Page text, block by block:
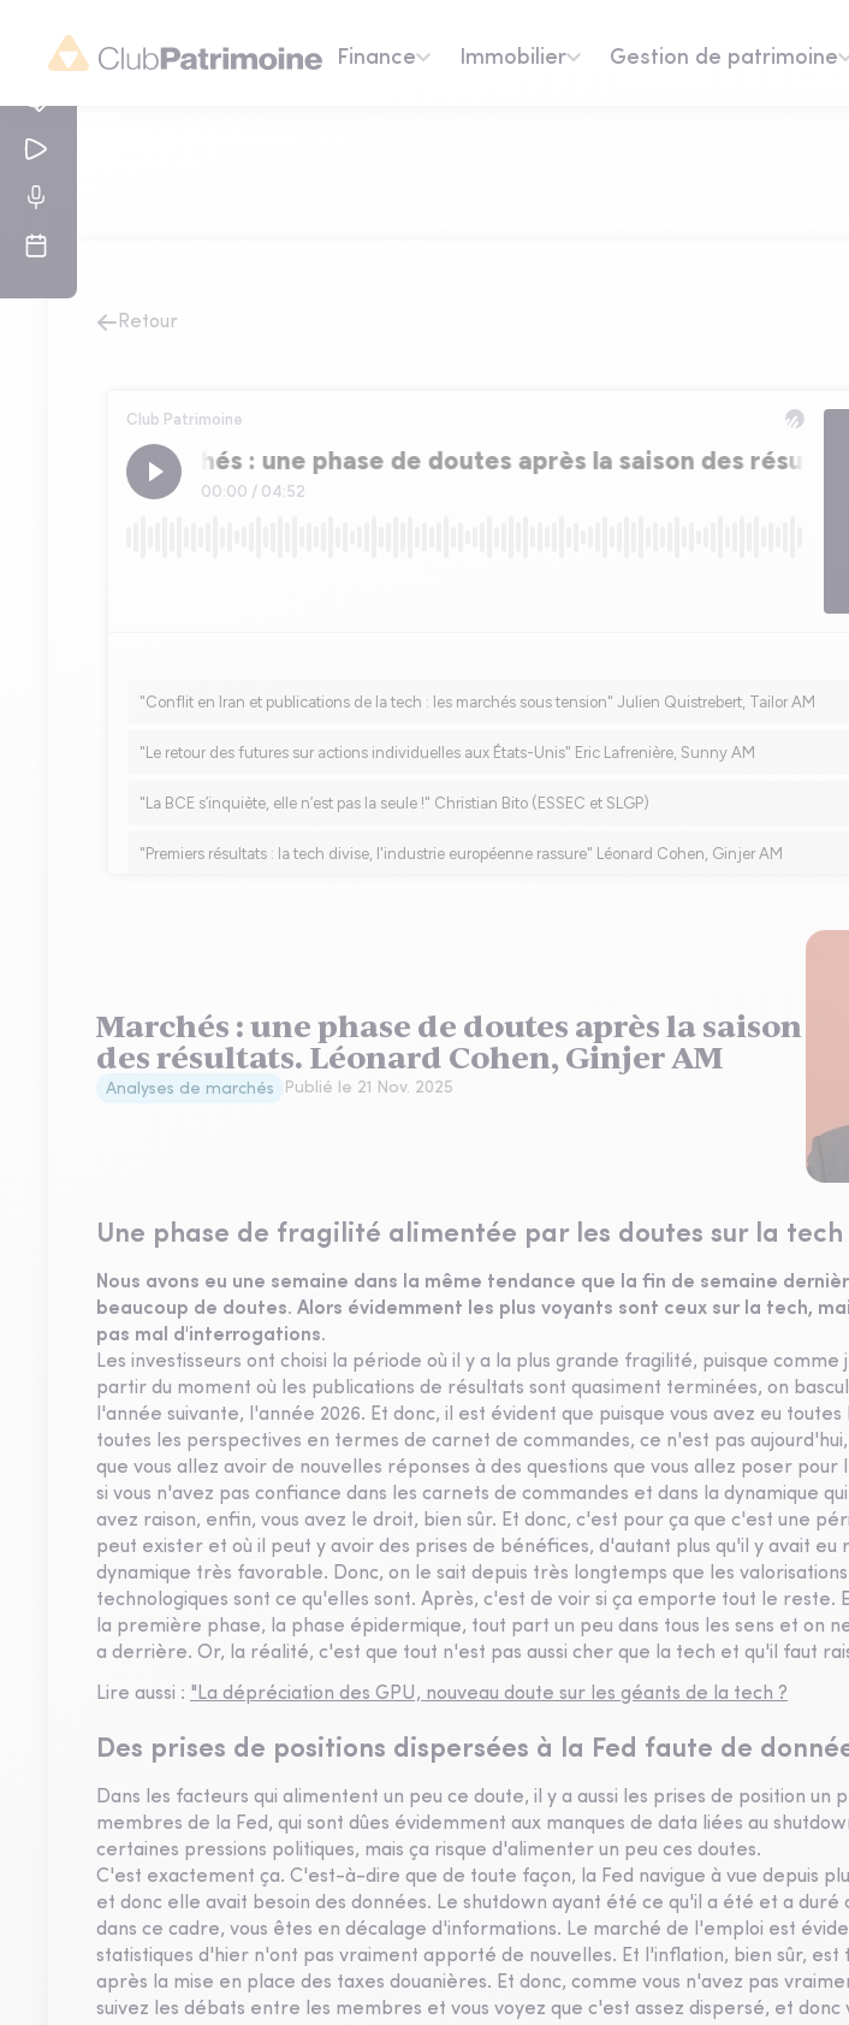
Finance Immobilier Gestion de patrimoine
Retour
Marchés : une phase de doutes après la saison
des résultats. Léonard Cohen, Ginjer AM
Analyses de marchés Publié le 21 Nov. 2025
Une phase de fragilité alimentée par les doutes sur la tech
Nous avons eu une semaine dans la même tendance que la fin de semaine
beaucoup de doutes. Alors évidemment les plus voyants sont ceux sur la tech,
pas mal d'interrogations.
Les investisseurs ont choisi la période où il y a la plus grande fragilité, puisque comme
partir du moment où les publications de résultats sont quasiment terminées, on
l'année suivante, l'année 2026. Et donc, il est évident que puisque vous avez eu
toutes les perspectives en termes de carnet de commandes, ce n'est pas
que vous allez avoir de nouvelles réponses à des questions que vous allez poser pour
si vous n'avez pas confiance dans les carnets de commandes et dans la dynamique
avez raison, enfin, vous avez le droit, bien sûr. Et donc, c'est pour ça que c'est une
peut exister et où il peut y avoir des prises de bénéfices, d'autant plus qu'il y avait eu
dynamique très favorable. Donc, on le sait depuis très longtemps que les
technologiques sont ce qu'elles sont. Après, c'est de voir si ça emporte tout le reste.
la première phase, la phase épidermique, tout part un peu dans tous les sens et on
a derrière. Or, la réalité, c'est que tout n'est pas aussi cher que la tech et qu'il faut
Lire aussi : "La dépréciation des GPU, nouveau doute sur les géants de la tech ?
Des prises de positions dispersées à la Fed faute de
Dans les facteurs qui alimentent un peu ce doute, il y a aussi les prises de position un
membres de la Fed, qui sont dûes évidemment aux manques de data liées au
certaines pressions politiques, mais ça risque d'alimenter un peu ces doutes.
C'est exactement ça. C'est-à-dire que de toute façon, la Fed navigue à vue depuis
et donc elle avait besoin des données. Le shutdown ayant été ce qu'il a été et a duré
dans ce cadre, vous êtes en décalage d'informations. Le marché de l'emploi est
statistiques d'hier n'ont pas vraiment apporté de nouvelles. Et l'inflation, bien sûr, est
après la mise en place des taxes douanières. Et donc, comme vous n'avez pas
suivez les débats entre les membres et vous voyez que c'est assez dispersé, et donc